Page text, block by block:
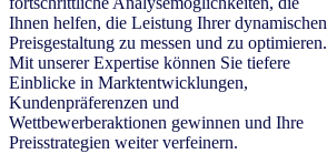
Ihnen helfen, die Leistung Ihrer dynamischen
Preisgestaltung zu messen und zu optimieren.
Mit unserer Expertise können Sie tiefere
Einblicke in Marktentwicklungen,
Kundenpräferenzen und
Wettbewerberaktionen gewinnen und Ihre
Preisstrategien weiter verfeinern.